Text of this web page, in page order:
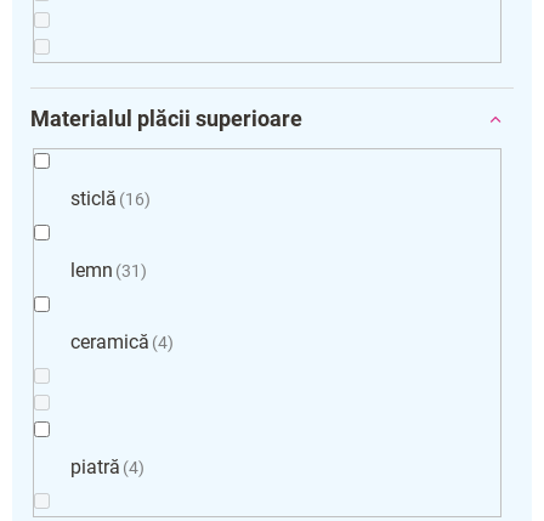
Materialul plăcii superioare
sticlă 16
lemn 31
ceramică 4
piatră 4